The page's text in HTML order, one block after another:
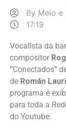
By Meio e
17:19
Vocalista da
compositor
“Conectados”
de Román
programa é
para toda a
do Youtube.